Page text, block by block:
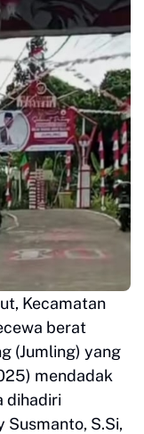
Kecamatan
berat
(Jumling) yang
mendadak
dihadiri
Susmanto, S.Si,